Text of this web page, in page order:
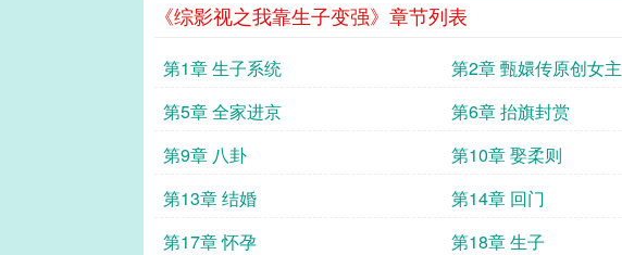
《综影视之我靠生子变强》章节列表
第1章 生子系统 第2章 甄嬛传原创女主
第5章 全家进京
第6章 抬旗封赏
第9章 八卦
第10章 娶柔则
第13章 结婚
第14章 回门
第17章 怀孕
第18章 生子